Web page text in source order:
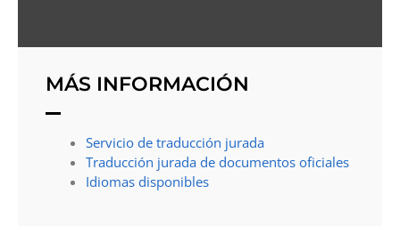
MÁS INFORMACIÓN
Servicio de traducción jurada
Traducción jurada de documentos oficiales
Idiomas disponibles